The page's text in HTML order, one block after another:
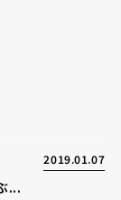
2019.01.07
...